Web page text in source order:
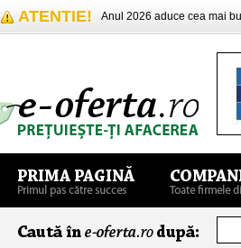
ATENTIE! Anul 2026 aduce cea mai